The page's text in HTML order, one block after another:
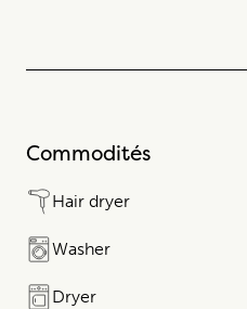
Commodités
Hair dryer
Washer
Dryer